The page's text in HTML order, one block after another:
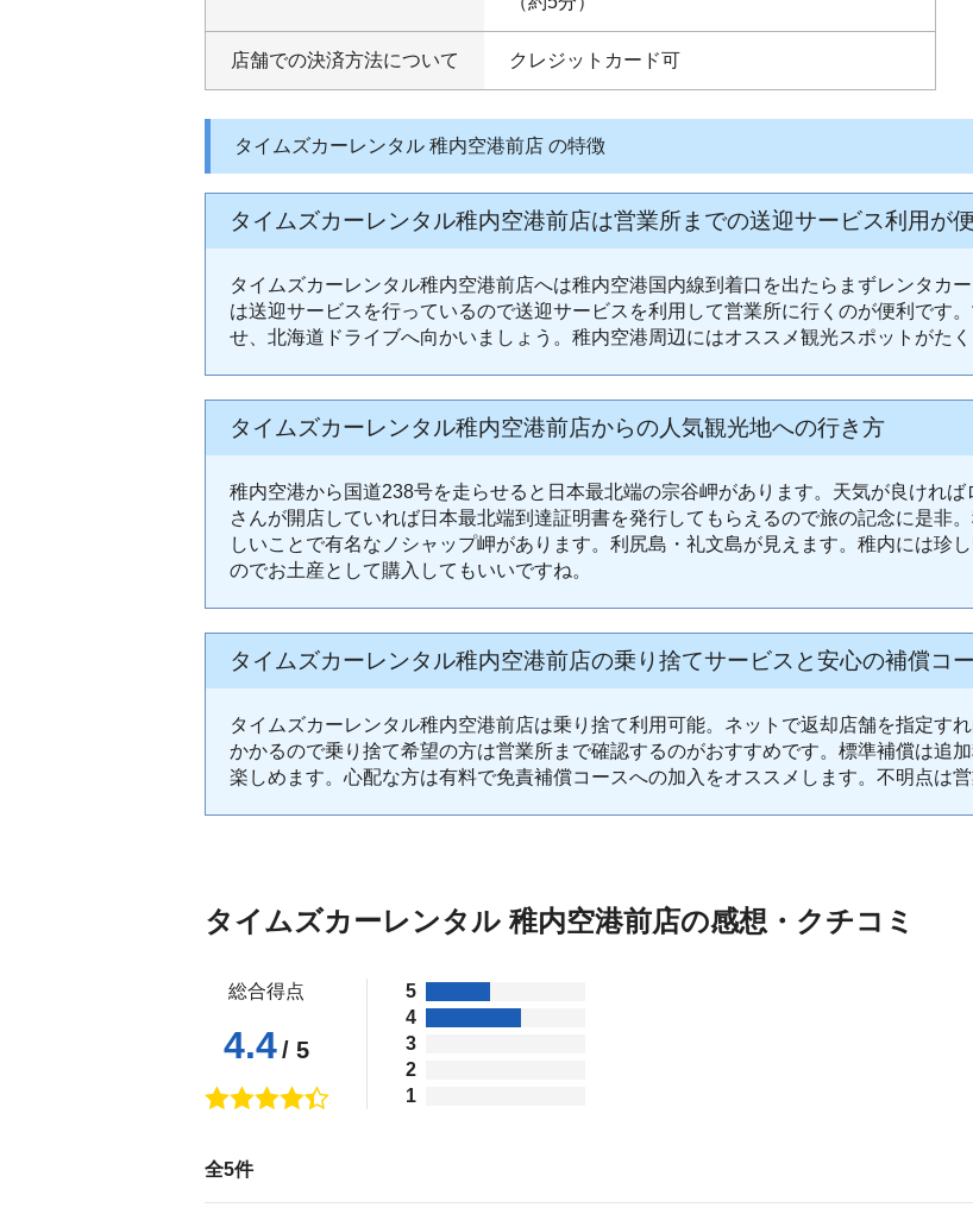
店舗での決済方法について クレジットカード可
タイムズカーレンタル 稚内空港前店 の特徴
タイムズカーレンタル稚内空港前店は営業所までの送迎サービス利用が
タイムズカーレンタル稚内空港前店へは稚内空港国内線到着口を出たらまずレンタカ
は送迎サービスを行っているので送迎サービスを利用して営業所に行くのが便利です
せ、北海道ドライブへ向かいましょう。稚内空港周辺にはオススメ観光スポットがたく
タイムズカーレンタル稚内空港前店からの人気観光地への行き方
稚内空港から国道238号を走らせると日本最北端の宗谷岬があります。天気が良けれ
さんが開店していれば日本最北端到達証明書を発行してもらえるので旅の記念に是非
しいことで有名なノシャップ岬があります。利尻島・礼文島が見えます。稚内には珍
のでお土産として購入してもいいですね。
タイムズカーレンタル稚内空港前店の乗り捨てサービスと安心の補償コ
タイムズカーレンタル稚内空港前店は乗り捨て利用可能。ネットで返却店舗を指定す
かかるので乗り捨て希望の方は営業所まで確認するのがおすすめです。標準補償は追
楽しめます。心配な方は有料で免責補償コースへの加入をオススメします。不明点は
タイムズカーレンタル 稚内空港前店の感想・クチコミ
総合得点
4.4/ 5
5
4
3
2
1
全5件